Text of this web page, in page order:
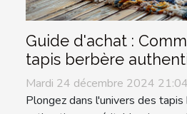
Guide d'achat :
tapis berbère
Mardi 24 décembre 2024 21:04
Plongez dans l'univers des